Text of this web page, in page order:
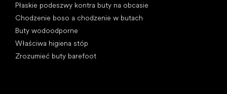
Płaskie podeszwy kontra buty na obcasie
Chodzenie boso a chodzenie w butach
Buty wodoodporne
Właściwa higiena stóp
Zrozumieć buty barefoot